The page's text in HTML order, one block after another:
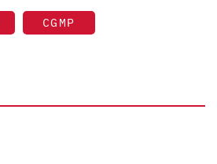
CGMP